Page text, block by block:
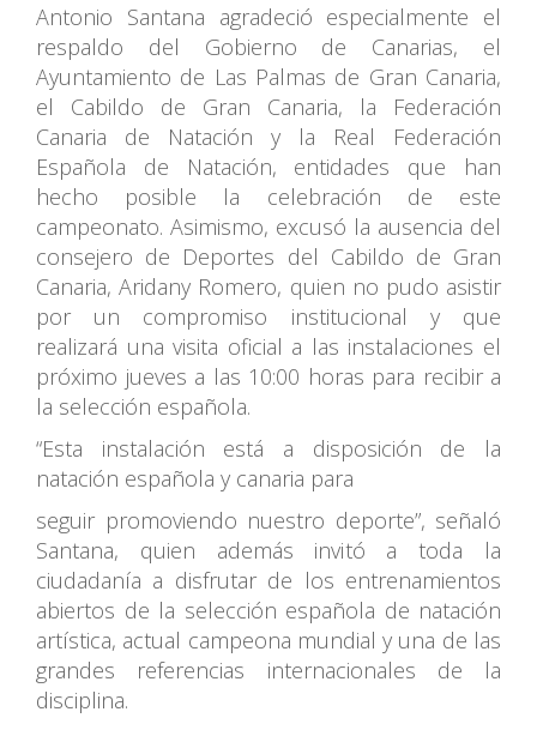
Antonio Santana agradeció especialmente el
respaldo del Gobierno de Canarias, el
Ayuntamiento de Las Palmas de Gran Canaria,
el Cabildo de Gran Canaria, la Federación
Canaria de Natación y la Real Federación
Española de Natación, entidades que han
hecho posible la celebración de este
campeonato. Asimismo, excusó la ausencia del
consejero de Deportes del Cabildo de Gran
Canaria, Aridany Romero, quien no pudo asistir
por un compromiso institucional y que
realizará una visita oficial a las instalaciones el
próximo jueves a las 10:00 horas para recibir a
la selección española.
“Esta instalación está a disposición de la
natación española y canaria para
seguir promoviendo nuestro deporte”, señaló
Santana, quien además invitó a toda la
ciudadanía a disfrutar de los entrenamientos
abiertos de la selección española de natación
artística, actual campeona mundial y una de las
grandes referencias internacionales de la
disciplina.